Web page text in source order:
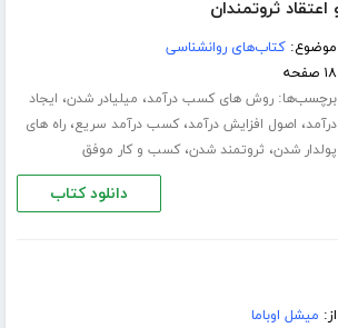
موضوع:کتاب‌های روانشناسی
۱۸ صفحه
برچسب‌ها:روش های کسب درآمد، میلیادر شدن، ایجاد
درآمد، اصول افزایش درآمد،کسب درآمد سریع،راه های
پولدار شدن، ثروتمند شدن،کسب و کار موفق
دانلود کتاب
از: میشل اوباما